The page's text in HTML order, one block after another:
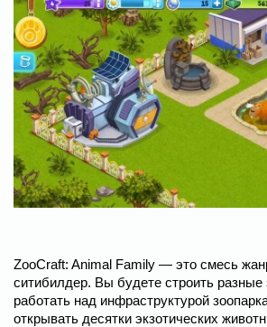
ZooCraft: Animal Family — это смесь
ситибилдер. Вы будете строить
работать над инфраструктурой
открывать десятки экзотических